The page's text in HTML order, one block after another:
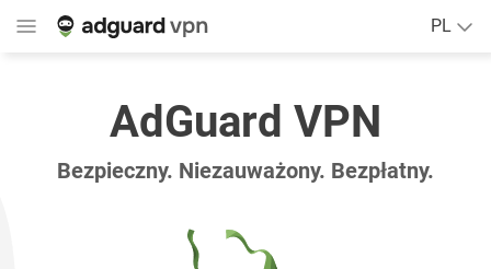
PL
AdGuard VPN
Bezpieczny. Niezauważony. Bezpłatny.